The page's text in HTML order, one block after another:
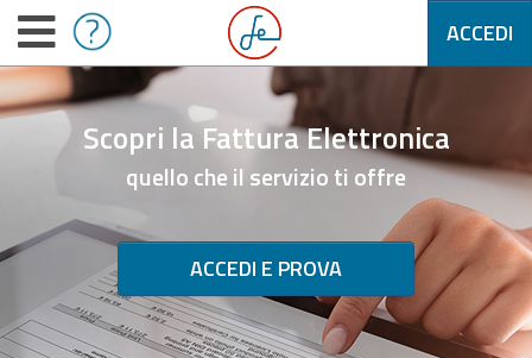
ACCEDI
Scopri la Fattura Elettronica
quello che il servizio ti offre
ACCEDI E PROVA